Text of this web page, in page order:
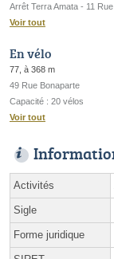
Arrêt Terra Amata - 11
Voir tout
En vélo
77, à 368 m
49 Rue Bonaparte
Capacité : 20 vélos
Voir tout
Activités
Sigle
Forme juridique